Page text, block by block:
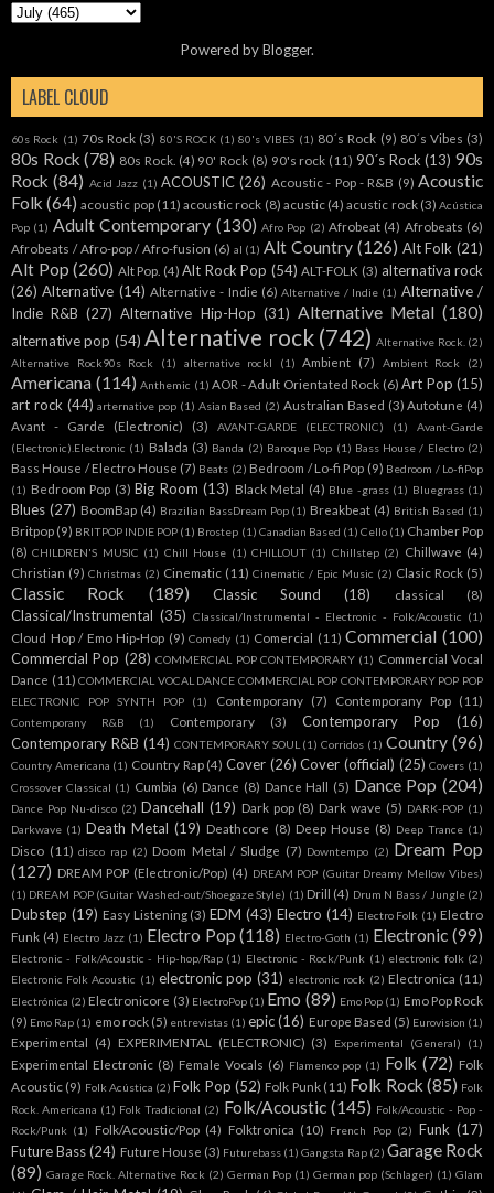
Powered byBlogger.
LABEL CLOUD
60s Rock (1) 70s Rock (3) 80'S ROCK (1) 80's VIBES (1) 80´s Rock (9) 80´s Vibes (3)
80s Rock (78) 80s Rock. (4) 90' Rock (8) 90's rock (11) 90´s Rock (13) 90s
Rock (84) Acid Jazz (1) ACOUSTIC (26) Acoustic - Pop - R&B (9) Acoustic
Folk (64) acoustic pop (11) acoustic rock (8) acustic (4) acustic rock (3) Acústica
Pop (1) Adult Contemporary (130) Afro Pop (2) Afrobeat (4) Afrobeats (6)
Afrobeats / Afro-pop / Afro-fusion (6) al (1) Alt Country (126) Alt Folk (21)
Alt Pop (260) Alt Pop. (4) Alt Rock Pop (54) ALT-FOLK (3) alternativa rock
(26) Alternative (14) Alternative - Indie (6) Alternative / Indie (1) Alternative /
Indie R&B (27) Alternative Hip-Hop (31) Alternative Metal (180)
alternative pop (54) Alternative rock (742) Alternative Rock. (2)
Alternative Rock90s Rock
(1) alternative rockl (1) Ambient (7) Ambient Rock (2)
Americana (114) Anthemic (1) AOR - Adult Orientated Rock (6) Art Pop (15)
art rock (44) arternative pop (1) Asian Based (2) Australian Based (3) Autotune (4)
Avant - Garde (Electronic)
(3) AVANT-GARDE (ELECTRONIC) (1)
Avant-Garde
(Electronic).Electronic (1) Balada (3) Banda (2) Baroque Pop (1) Bass House / Electro (2)
Bass House / Electro House (7) Beats (2) Bedroom / Lo-fi Pop (9) Bedroom / Lo-fiPop
(1) Bedroom Pop (3) Big Room (13) Black Metal (4) Blue -grass (1) Bluegrass (1)
Blues (27) BoomBap (4) Brazilian BassDream Pop (1) Breakbeat (4) British Based (1)
Britpop (9) BRITPOP INDIE POP (1) Brostep (1) Canadian Based (1) Cello (1) Chamber Pop
(8) CHILDREN'S MUSIC (1) Chill House (1) CHILLOUT (1) Chillstep (2) Chillwave (4)
Christian (9) Christmas (2) Cinematic (11) Cinematic / Epic Music (2) Clasic Rock (5)
Classic Rock (189) Classic Sound (18) classical (8)
Classical/Instrumental (35) Classical/Instrumental - Electronic - Folk/Acoustic (1)
Cloud Hop / Emo Hip-Hop (9) Comedy (1) Comercial (11) Commercial (100)
Commercial Pop (28) COMMERCIAL POP CONTEMPORARY (1) Commercial Vocal
Dance (11) COMMERCIAL VOCAL DANCE COMMERCIAL POP CONTEMPORARY POP POP
ELECTRONIC POP SYNTH POP
(1) Contemporany (7) Contemporany Pop (11)
Contemporany R&B (1) Contemporary (3) Contemporary Pop
(16)
Contemporary R&B (14) CONTEMPORARY SOUL (1) Corridos (1) Country (96)
Country Americana (1) Country Rap (4) Cover (26) Cover (official) (25) Covers (1)
Crossover Classical (1) Cumbia (6) Dance (8) Dance Hall (5) Dance Pop (204)
Dance Pop Nu-disco (2) Dancehall (19) Dark pop (8) Dark wave (5) DARK-POP (1)
Darkwave (1) Death Metal (19) Deathcore (8) Deep House (8) Deep Trance (1)
Disco (11) disco rap (2) Doom Metal / Sludge (7) Downtempo (2) Dream Pop
(127) DREAM POP (Electronic/Pop) (4) DREAM POP (Guitar Dreamy Mellow Vibes)
(1) DREAM POP (Guitar Washed-out/Shoegaze Style) (1) Drill (4) Drum N Bass / Jungle (2)
Dubstep (19) Easy Listening (3) EDM (43) Electro (14) Electro Folk (1) Electro
Funk (4) Electro Jazz (1) Electro Pop (118) Electro-Goth (1) Electronic (99)
Electronic - Folk/Acoustic - Hip-hop/Rap (1) Electronic - Rock/Punk (1) electronic folk (2)
Electronic Folk Acoustic (1) electronic pop (31) electronic rock (2) Electronica (11)
Electrónica (2) Electronicore (3) ElectroPop (1) Emo (89) Emo Pop (1) Emo Pop Rock
(9) Emo Rap (1) emo rock (5) entrevistas (1) epic (16) Europe Based (5) Eurovision (1)
Experimental (4) EXPERIMENTAL (ELECTRONIC) (3) Experimental (General) (1)
Experimental Electronic (8) Female Vocals (6) Flamenco pop (1) Folk (72) Folk
Acoustic (9) Folk Acústica (2) Folk Pop (52) Folk Punk (11) Folk Rock (85) Folk
Rock. Americana (1) Folk Tradicional (2) Folk/Acoustic (145) Folk/Acoustic - Pop -
Rock/Punk (1) Folk/Acoustic/Pop (4) Folktronica (10) French Pop (2) Funk (17)
Future Bass (24) Future House (3) Futurebass (1) Gangsta Rap (2) Garage Rock
(89) Garage Rock. Alternative Rock (2) German Pop (1) German pop (Schlager) (1) Glam